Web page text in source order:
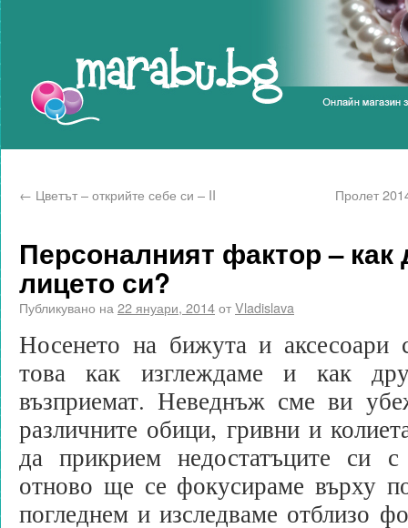
← Цветът – открийте себе си – II Пролет
Персоналният фактор – как
лицето си?
Публикувано на 22 януари, 2014отVladislava
Носенето на бижута и аксесоари
това как изглеждаме и как
възприемат. Неведнъж сме ви
различните обици, гривни и
да прикрием недостатъците си
отново ще се фокусираме върху
погледнем и изследваме отблизо